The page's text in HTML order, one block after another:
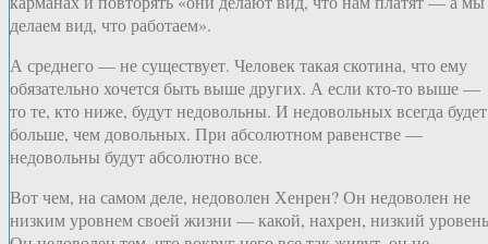
делаем вид, что работаем».
А среднего — не существует. Человек такая скотина, что ему
обязательно хочется быть выше других. А если кто-то выше —
то те, кто ниже, будут недовольны. И недовольных всегда будет
больше, чем довольных. При абсолютном равенстве —
недовольны будут абсолютно все.
Вот чем, на самом деле, недоволен Хенрен? Он недоволен не
низким уровнем своей жизни — какой, нахрен, низкий